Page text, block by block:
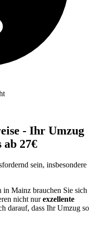
- Ihr Umzug
27€
sein, insbesondere
in Mainz brauchen Sie sich
nicht nurexzellente
darauf, dass Ihr Umzug so